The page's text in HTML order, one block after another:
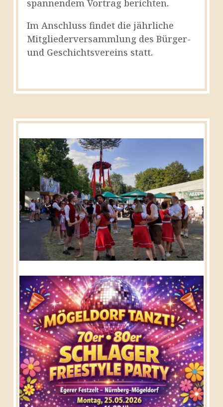
spannendem Vortrag berichten.
Im Anschluss findet die jährliche
Mitgliederversammlung des Bürger-
und Geschichtsvereins statt.